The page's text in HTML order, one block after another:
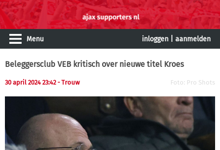
Menu inloggen aanmelden
Beleggersclub VEB kritisch over nieuwe titel Kroes
30 april 2024 23:42- Trouw Foto: Pro Shots